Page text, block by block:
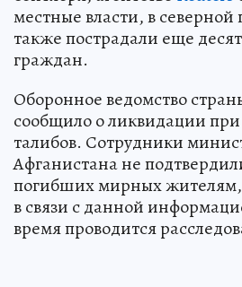
местные власти, в
также пострадали еще
граждан.
Оборонное ведомство
сообщило о ликвидации при
талибов. Сотрудники
Афганистана не
погибших мирных жителям,
в связи с данной
время проводится